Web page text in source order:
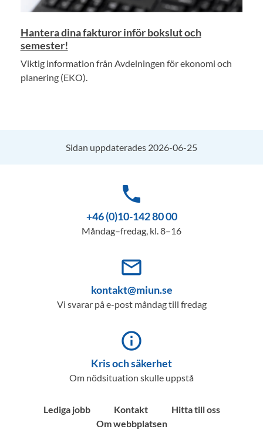
Hantera dina fakturor inför bokslut och
semester!
Viktig information från Avdelningen för ekonomi och
planering (EKO).
Sidan uppdaterades 2026-06-25
phone
+46 (0)10-142 80 00
Måndag–fredag, kl. 8–16
mail_outline
kontakt@miun.se
Vi svarar på e-post måndag till fredag
info_outline
Kris och säkerhet
Om nödsituation skulle uppstå
Lediga jobb Kontakt
Hitta till oss
Om webbplatsen